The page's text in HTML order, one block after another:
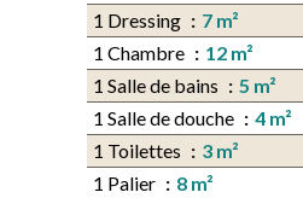
1 Dressing
7 m²
1 Chambre
12 m²
1 Salle de bains
5 m²
1 Salle de douche
4 m²
1 Toilettes
3 m²
1 Palier
8 m²